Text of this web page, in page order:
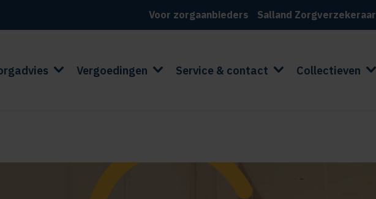
Voor zorgaanbieders Salland Zorgverzekeraar
Vergoedingen Service & contact Collectieven